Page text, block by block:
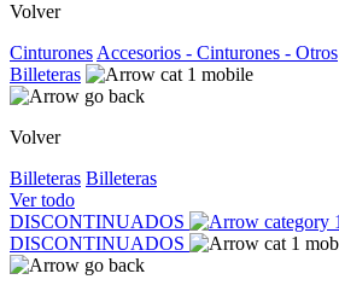
Volver
Cinturones Accesorios - Cinturones - Otros
Billeteras
Volver
Billeteras Billeteras
Ver todo
DISCONTINUADOS
DISCONTINUADOS